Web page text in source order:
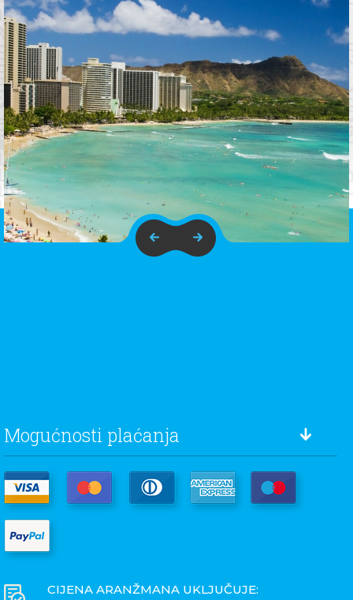
Mogućnosti plaćanja
CIJENA ARANŽMANA UKLJUČUJE: